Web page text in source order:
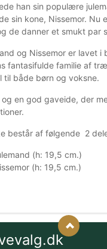
han sin populære
sin kone, Nissemor. Nu
de danner et smukt par
og Nissemor er lavet
fantasifulde familie af
til både børn og voksne.
og en god gaveide, der
består af følgende 2
(h: 19,5 cm.)
(h: 19,5 cm.)